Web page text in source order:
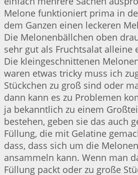
Melone funktioniert prima in
dem Ganzen einen leckeren
Die Melonenbällchen oben
sehr gut als Fruchtsalat alleine
Die kleingeschnittenen
waren etwas tricky muss ich
Stückchen zu groß sind oder
dann kann es zu Problemen
ja bekanntlich zu einem
bestehen, geben sie das auch
Füllung, die mit Gelatine
dass, dass sich um die
ansammeln kann. Wenn man
Füllung packt oder zu große